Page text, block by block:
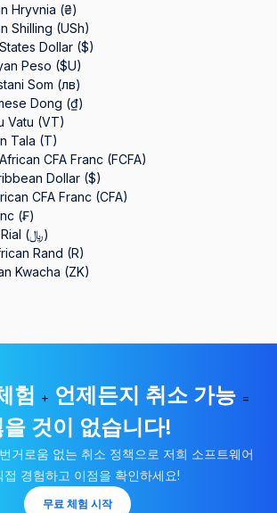
Hryvnia (₴)
Shilling (USh)
Dollar ($)
Peso ($U)
Som (лв)
Dong (₫)
Vatu (VT)
Tala (T)
CFA Franc (FCFA)
Dollar ($)
CFA Franc (CFA)
(₣)
Yemeni Rial (﷼)
Rand (R)
Kwacha (ZK)
험 + 언제든지 취소 가능 =
을 것이 없습니다!
거로움 없는 취소 정책으로 저희 소프트웨어
접 경험하고 이점을 확인하세요!
무료 체험 시작